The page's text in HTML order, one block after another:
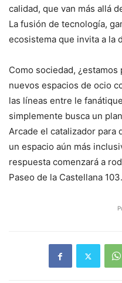
calidad, que van más allá
La fusión de tecnología,
ecosistema que invita a la
Como sociedad,
nuevos espacios de ocio
las líneas entre le
simplemente busca un
Arcade el catalizador para
un espacio aún más
respuesta comenzará a
Paseo de la Castellana 103.